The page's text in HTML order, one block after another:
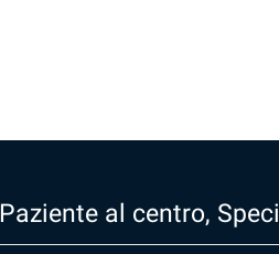
Paziente al centro,